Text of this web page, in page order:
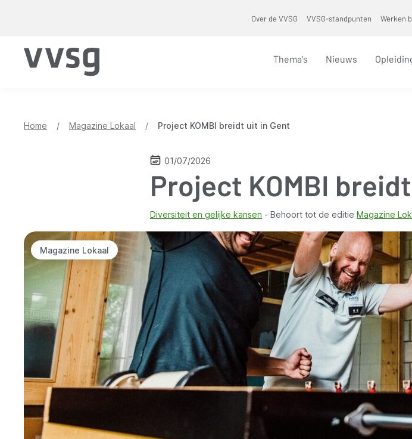
Over de VVSG VVSG-standpunten Werken
Thema's Nieuws
Home / Magazine Lokaal / Project KOMBI breidt uit in Gent
01/07/2026
Project KOMBI
Diversiteit en gelijke kansen Behoort tot de editie Magazine
Magazine Lokaal